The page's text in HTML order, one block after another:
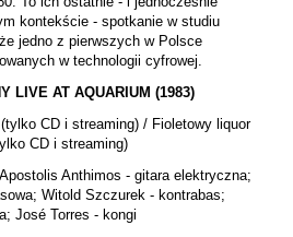
kontekście - spotkanie w studiu
jedno z pierwszych w Polsce
w technologii cyfrowej.
LIVE AT AQUARIUM (1983)
CD i streaming) / Fioletowy liquor
CD i streaming)
Anthimos - gitara elektryczna;
Witold Szczurek - kontrabas;
José Torres - kongi